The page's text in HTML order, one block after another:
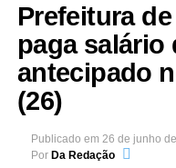
Prefeitura
paga salário
antecipado
(26)
Publicado em 26 de junho
Por Da Redação